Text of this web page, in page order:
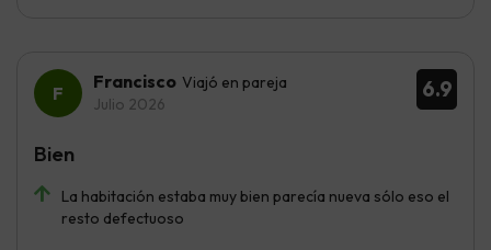
6.9
Francisco Viajó en pareja
Julio 2026
La habitación estaba muy bien parecía nueva sólo eso el
resto defectuoso
Bien